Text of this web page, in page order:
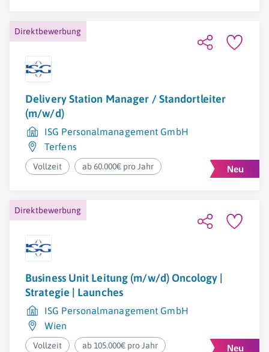
Direktbewerbung
Delivery Station Manager / Standortleiter
(m/w/d)
ISG Personalmanagement GmbH
Terfens
Vollzeit ab 60.000€ pro Jahr
Direktbewerbung
Business Unit Leitung (m/w/d) Oncology |
Strategie | Launches
ISG Personalmanagement GmbH
Wien
Vollzeit ab 105.000€ pro Jahr